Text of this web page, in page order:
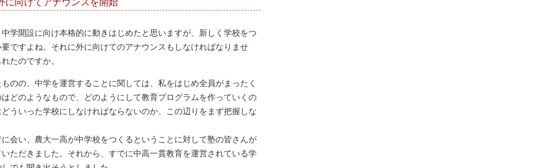
学開設に向け本格的に動きはじめたと思いますが、新しく学校をつ
ですよね。それに外に向けてのアナウンスもしなければなりませ
たのですか。
のの、中学を運営することに関しては、私をはじめ全員がまったく
どのようなもので、どのようにして教育プログラムを作っていくの
ういった学校にしなければならないのか、この辺りをまず把握しな
会い、農大一高が中学校をつくるということに対して塾の皆さんが
ただきました。それから、すでに中高一貫教育を運営されている学